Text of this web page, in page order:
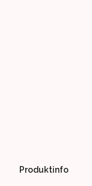
Produktinfo